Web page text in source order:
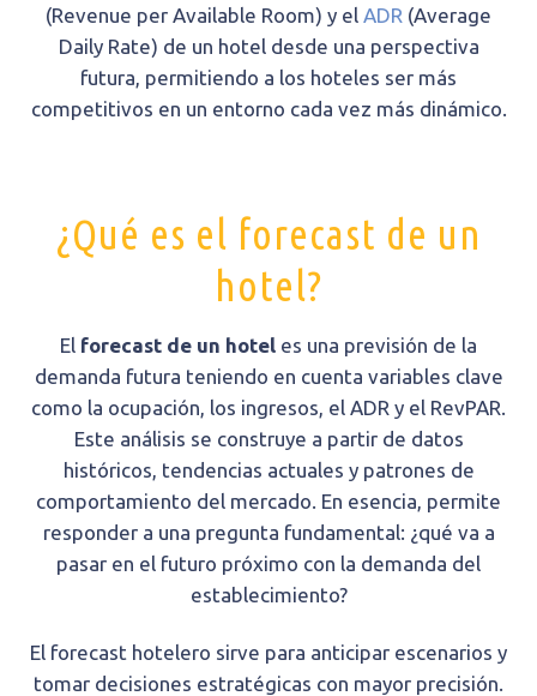
(Revenue per Available Room) y el ADR (Average
Daily Rate) de un hotel desde una perspectiva
futura, permitiendo a los hoteles ser más
competitivos en un entorno cada vez más dinámico.
¿Qué es el forecast de un
hotel?
El forecast de un hotel es una previsión de la
demanda futura teniendo en cuenta variables clave
como la ocupación, los ingresos, el ADR y el RevPAR.
Este análisis se construye a partir de datos
históricos, tendencias actuales y patrones de
comportamiento del mercado. En esencia, permite
responder a una pregunta fundamental: ¿qué va a
pasar en el futuro próximo con la demanda del
establecimiento?
El forecast hotelero sirve para anticipar escenarios y
tomar decisiones estratégicas con mayor precisión.